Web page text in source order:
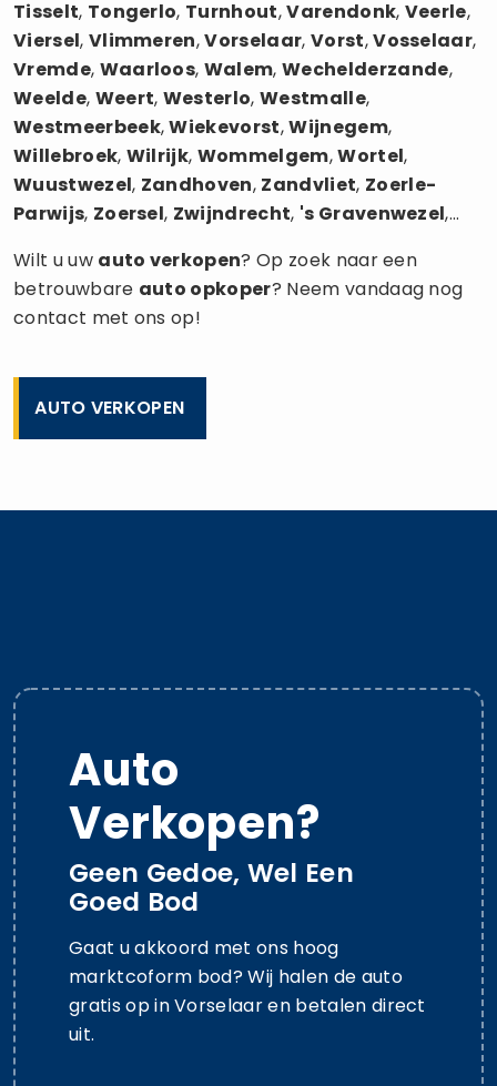
Tisselt, Tongerlo, Turnhout,Varendonk, Veerle,
Viersel, Vlimmeren,Vorselaar, Vorst,Vosselaar,
Vremde, Waarloos, Walem,Wechelderzande,
Weelde, Weert, Westerlo,Westmalle,
Westmeerbeek,Wiekevorst,Wijnegem,
Willebroek, Wilrijk, Wommelgem,Wortel,
Wuustwezel, Zandhoven, Zandvliet, Zoerle-
Parwijs, Zoersel, Zwijndrecht, 's Gravenwezel,...
Wilt u uw auto verkopen? Op zoek naar een
betrouwbare auto opkoper? Neem vandaag nog
contact met ons op!
AUTO VERKOPEN
Auto
Verkopen?
Geen Gedoe, Wel Een
Goed Bod
Gaat u akkoord met ons hoog
marktcoform bod? Wij halen de auto
gratis op in Vorselaar en betalen direct
uit.